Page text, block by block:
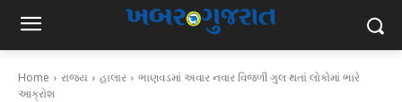
Home રાજ્ય હાલાર
ભાણવડમાં અવાર નવાર વિજળી ગુલ થતાં લોકોમાં ભારે
આક્રોશ